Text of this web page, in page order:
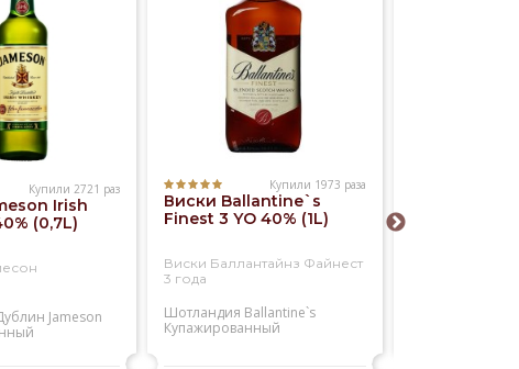
Купили 2721 раз
Irish
(0,7L)
Jameson
Купили 1973 раза
Виски Ballantine`s
Finest 3 YO 40% (1L)
Виски Баллантайнз Файнест
3 года
Шотландия Ballantine`s
Купажированный